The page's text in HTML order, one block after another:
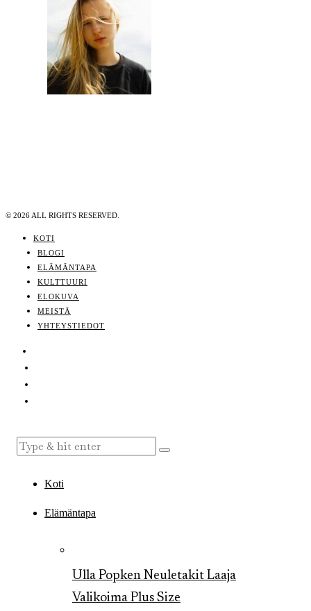
© 2026 ALL RIGHTS RESERVED.
KOTI
BLOGI
ELÄMÄNTAPA
KULTTUURI
ELOKUVA
MEISTÄ
YHTEYSTIEDOT
Koti
Elämäntapa
Ulla Popken Neuletakit Laaja
Valikoima Plus Size